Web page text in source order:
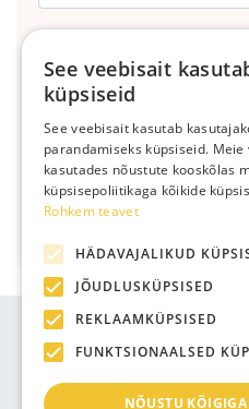
Saada
ETTEVÕTTE
Bjuti
See veebisait
küpsiseid
See veebisait kasutab
parandamiseks küpsiseid. Meie
kasutades nõustute kooskõlas
küpsisepoliitikaga kõikide
Rohkem teavet
HÄDAVAJALIKUD
JÕUDLUSKÜPSISED
REKLAAMKÜPSISED
FUNKTSIONAALSED
NÕUSTU KÕIGIGA